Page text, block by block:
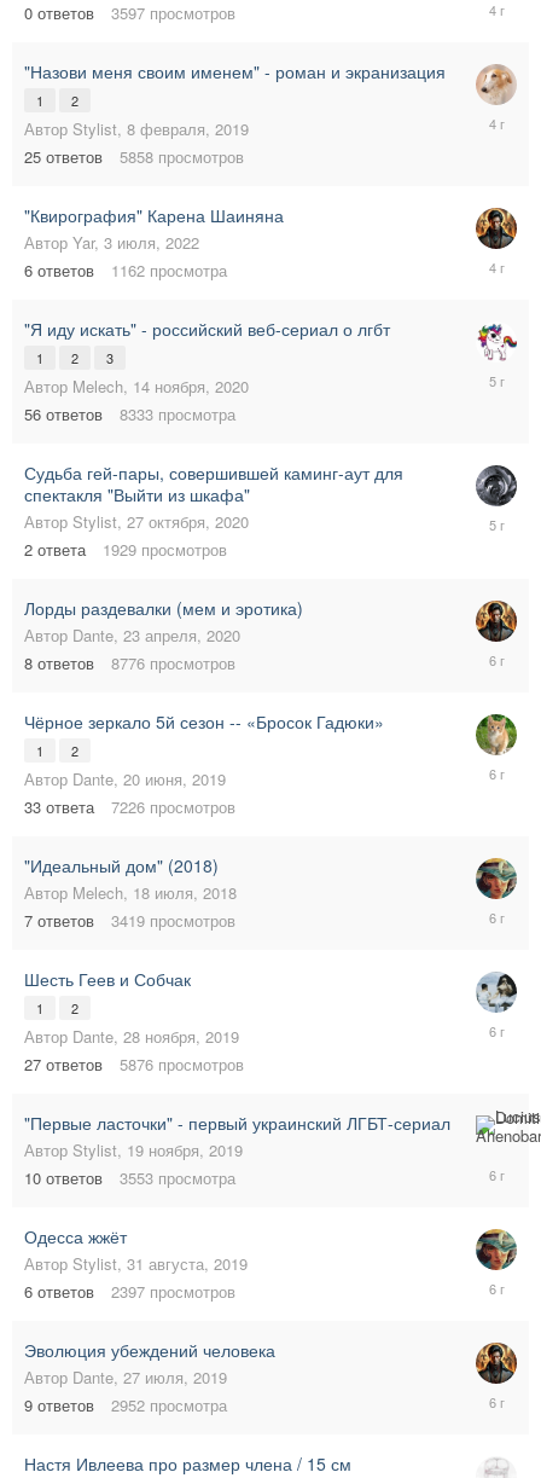
0 ответов 3597 просмотров
июля,
"Назови меня своим именем" - роман и экранизация
1 2
Автор Stylist, 8 февраля, 2019
25 ответов 5858 просмотров
июля,
"Квирография" Карена Шаиняна
Автор Yar, 3 июля, 2022
6 ответов 1162 просмотра
июля,
"Я иду искать" - российский веб-сериал о лгбт
1 2 3
Автор Melech, 14 ноября, 2020
56 ответов 8333 просмотра
Судьба гей-пары, совершившей каминг-аут для
спектакля "Выйти из шкафа"
Автор Stylist, 27 октября, 2020
2 ответа 1929 просмотров
28
октября,
Лорды раздевалки (мем и эротика)
Автор Dante, 23 апреля, 2020
8 ответов 8776 просмотров
23
апреля,
Чёрное зеркало 5й сезон -- «Бросок Гадюки»
1 2
Автор Dante, 20 июня, 2019
33 ответа 7226 просмотров
21
марта,
"Идеальный дом" (2018)
Автор Melech, 18 июля, 2018
7 ответов 3419 просмотров
Шесть Геев и Собчак
1 2
Автор Dante, 28 ноября, 2019
27 ответов 5876 просмотров
29
декабря,
"Первые ласточки" - первый украинский ЛГБТ-сериал
Автор Stylist, 19 ноября, 2019
10 ответов 3553 просмотра
4
декабря,
Одесса жжёт
Автор Stylist, 31 августа, 2019
6 ответов 2397 просмотров
31
августа,
Эволюция убеждений человека
Автор Dante, 27 июля, 2019
9 ответов 2952 просмотра
28
августа,
Настя Ивлеева про размер члена / 15 см